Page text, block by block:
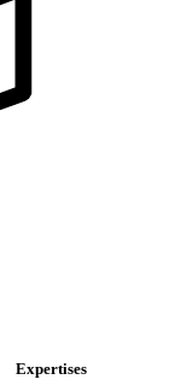
Expertises